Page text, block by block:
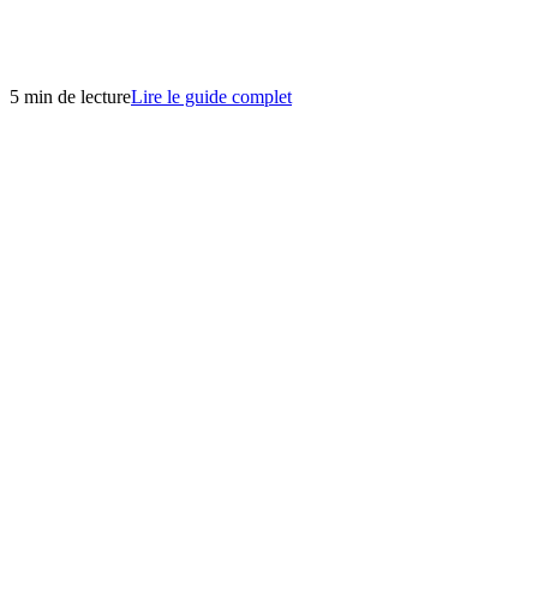
5 min de lectureLire le guide complet